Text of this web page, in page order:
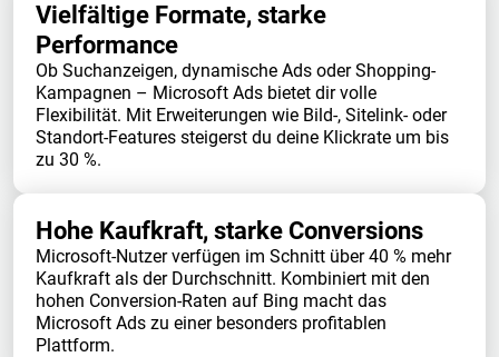
Vielfältige Formate, starke
Performance
Ob Suchanzeigen, dynamische Ads oder Shopping-
Kampagnen – Microsoft Ads bietet dir volle
Flexibilität. Mit Erweiterungen wie Bild-, Sitelink- oder
Standort-Features steigerst du deine Klickrate um bis
zu 30 %.
Hohe Kaufkraft, starke Conversions
Microsoft-Nutzer verfügen im Schnitt über 40 % mehr
Kaufkraft als der Durchschnitt. Kombiniert mit den
hohen Conversion-Raten auf Bing macht das
Microsoft Ads zu einer besonders profitablen
Plattform.